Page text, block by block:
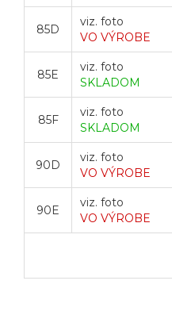
85D
viz. foto
VO VÝROBE
85E
viz. foto
SKLADOM
85F
viz. foto
SKLADOM
90D
viz. foto
VO VÝROBE
90E
viz. foto
VO VÝROBE